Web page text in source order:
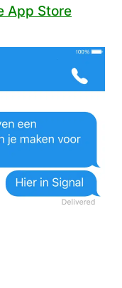
App Store